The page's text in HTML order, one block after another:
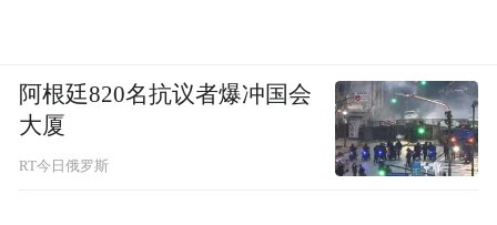
阿根廷820名抗议者爆冲国会
大厦
RT今日俄罗斯